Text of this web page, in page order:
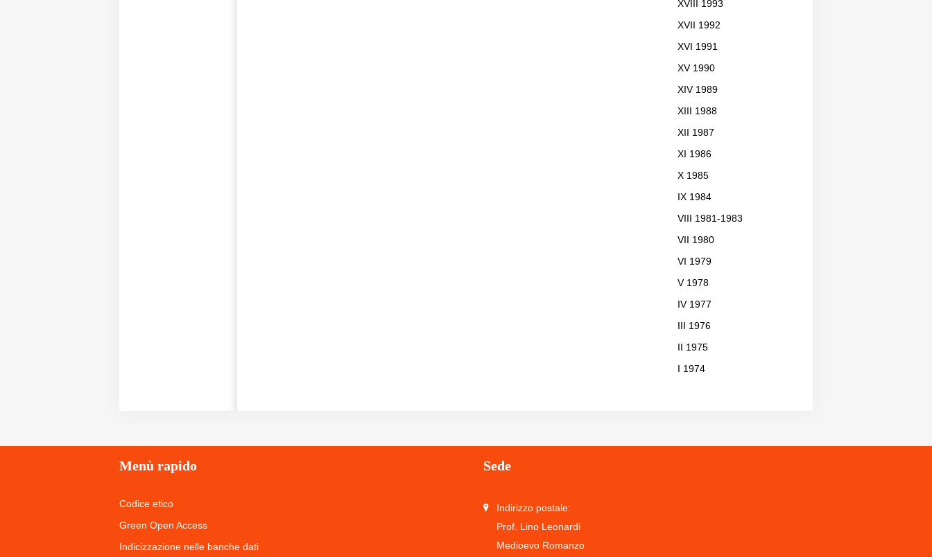
XVIII 1993
XVII 1992
XVI 1991
XV 1990
XIV 1989
XIII 1988
XII 1987
XI 1986
X 1985
IX 1984
VIII 1981-1983
VII 1980
VI 1979
V 1978
IV 1977
III 1976
II 1975
I 1974
Menù rapido
Codice etico
Green Open Access
Indicizzazione nelle banche dati
Sede
Indirizzo postale:
Prof. Lino Leonardi
Medioevo Romanzo